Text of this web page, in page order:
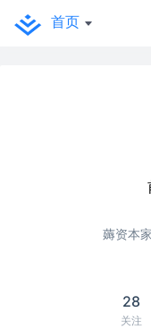
首页
薅资本
28
关注